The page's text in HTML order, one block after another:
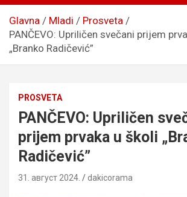
Glavna Mladi
Prosveta
PANČEVO: Upriličen svečani prijem
„Branko Radičević”
PROSVETA
PANČEVO: Upriličen
prijem prvaka u školi
Radičević”
31. август 2024. dakicorama